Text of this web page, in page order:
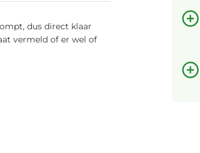
dus direct klaar
vermeld of er wel of